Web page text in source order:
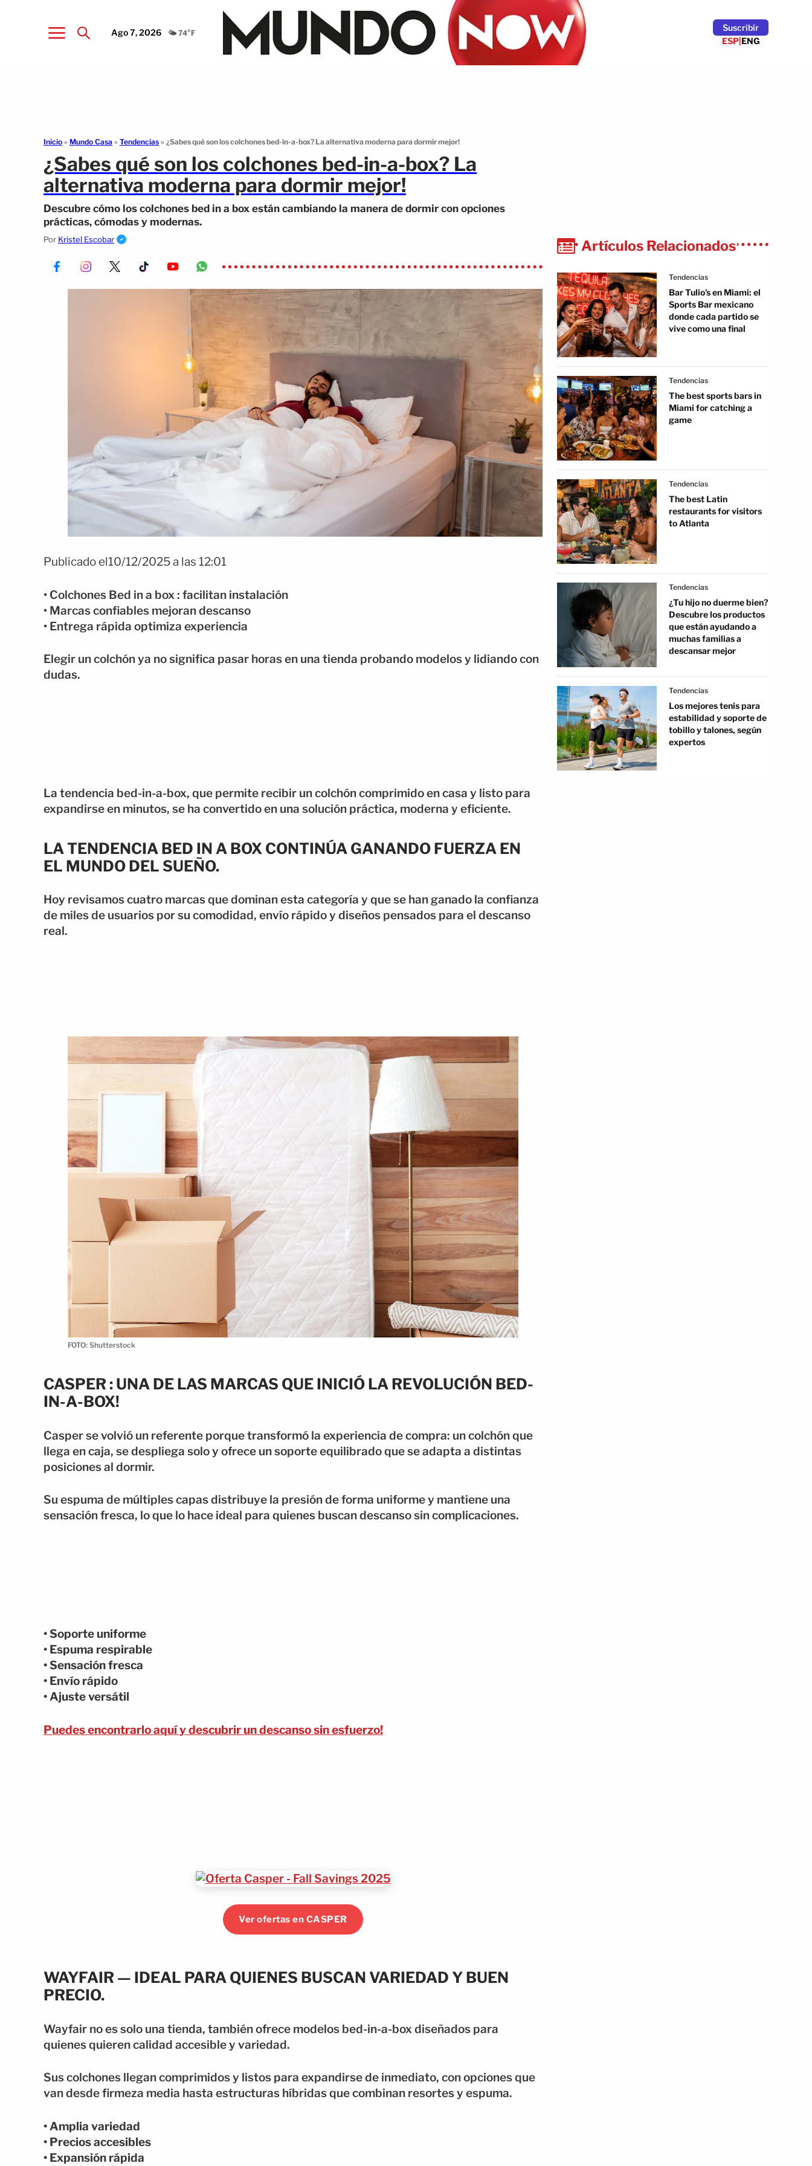
Ago 7, 2026 🌤️ 74°F
Suscribír
ESP|ENG
Inicio » Mundo Casa » Tendencias » ¿Sabes qué son los colchones bed-in-a-box? La alternativa moderna para dormir mejor!
¿Sabes qué son los colchones bed-in-a-box? La
alternativa moderna para dormir mejor!
Descubre cómo los colchones bed in a box están cambiando la manera de dormir con opciones
prácticas, cómodas y modernas.
Por Kristel Escobar
Publicado el10/12/2025 a las 12:01
• Colchones Bed in a box : facilitan instalación
• Marcas confiables mejoran descanso
• Entrega rápida optimiza experiencia
Elegir un colchón ya no significa pasar horas en una tienda probando modelos y lidiando con
dudas.
La tendencia bed-in-a-box, que permite recibir un colchón comprimido en casa y listo para
expandirse en minutos, se ha convertido en una solución práctica, moderna y eficiente.
LA TENDENCIA BED IN A BOX CONTINÚA GANANDO FUERZA EN
EL MUNDO DEL SUEÑO.
Hoy revisamos cuatro marcas que dominan esta categoría y que se han ganado la confianza
de miles de usuarios por su comodidad, envío rápido y diseños pensados para el descanso
real.
FOTO: Shutterstock
CASPER : UNA DE LAS MARCAS QUE INICIÓ LA REVOLUCIÓN BED-
IN-A-BOX!
Casper se volvió un referente porque transformó la experiencia de compra: un colchón que
llega en caja, se despliega solo y ofrece un soporte equilibrado que se adapta a distintas
posiciones al dormir.
Su espuma de múltiples capas distribuye la presión de forma uniforme y mantiene una
sensación fresca, lo que lo hace ideal para quienes buscan descanso sin complicaciones.
• Soporte uniforme
• Espuma respirable
• Sensación fresca
• Envío rápido
• Ajuste versátil
Puedes encontrarlo aquí y descubrir un descanso sin esfuerzo!
Ver ofertas en CASPER
WAYFAIR — IDEAL PARA QUIENES BUSCAN VARIEDAD Y BUEN
PRECIO.
Wayfair no es solo una tienda, también ofrece modelos bed-in-a-box diseñados para
quienes quieren calidad accesible y variedad.
Sus colchones llegan comprimidos y listos para expandirse de inmediato, con opciones que
van desde firmeza media hasta estructuras híbridas que combinan resortes y espuma.
• Amplia variedad
• Precios accesibles
• Expansión rápida
Artículos Relacionados
Tendencias
Bar Tulio’s en Miami: el
Sports Bar mexicano
donde cada partido se
vive como una final
Tendencias
The best sports bars in
Miami for catching a
game
Tendencias
The best Latin
restaurants for visitors
to Atlanta
Tendencias
¿Tu hijo no duerme bien?
Descubre los productos
que están ayudando a
muchas familias a
descansar mejor
Tendencias
Los mejores tenis para
estabilidad y soporte de
tobillo y talones, según
expertos